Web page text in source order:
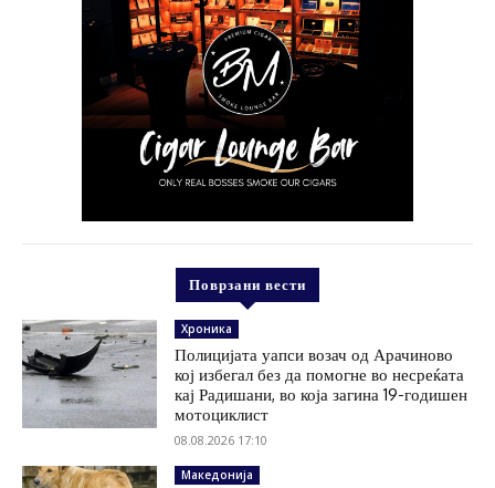
Поврзани вести
Хроника
Полицијата уапси возач од Арачиново
кој избегал без да помогне во несреќата
кај Радишани, во која загина 19-годишен
мотоциклист
08.08.2026 17:10
Македонија